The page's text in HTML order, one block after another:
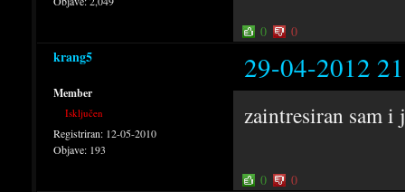
0 0
krang5 29-04-2012
Member
Isključen
Registriran: 12-05-2010
Objave: 193
zaintresiran sam i
0 0